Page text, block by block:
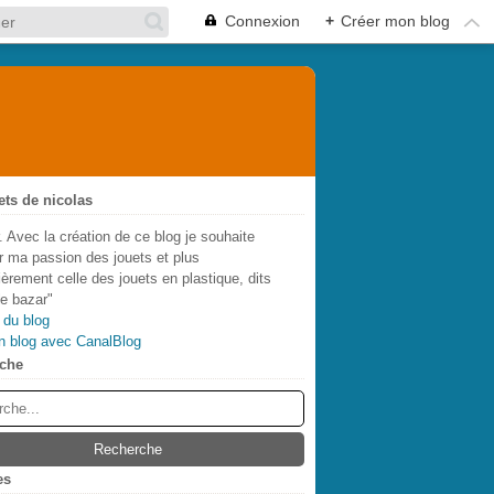
Connexion + Créer mon blog
de nicolas
Avec la création de ce blog je souhaite
ma passion des jouets et plus
celle des jouets en plastique, dits
bazar"
blog
blog avec CanalBlog